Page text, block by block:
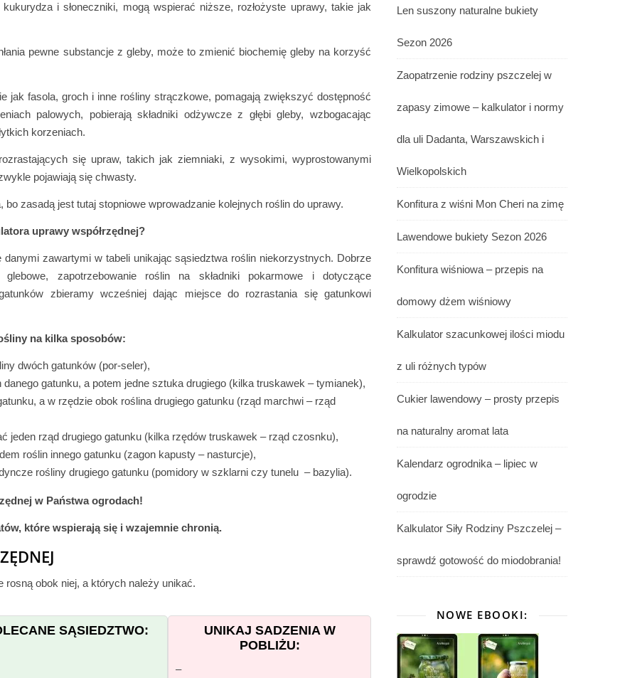
i słoneczniki, mogą wspierać niższe, rozłożyste uprawy, takie jak
pewne substancje z gleby, może to zmienić biochemię gleby na korzyść
jak fasola, groch i inne rośliny strączkowe, pomagają zwiększyć dostępność
palowych, pobierają składniki odżywcze z głębi gleby, wzbogacając
korzeniach.
się upraw, takich jak ziemniaki, z wysokimi, wyprostowanymi
pojawiają się chwasty.
bo zasadą jest tutaj stopniowe wprowadzanie kolejnych roślin do uprawy.
uprawy współrzędnej?
zawartymi w tabeli unikając sąsiedztwa roślin niekorzystnych. Dobrze
zapotrzebowanie roślin na składniki pokarmowe i dotyczące
zbieramy wcześniej dając miejsce do rozrastania się gatunkowi
na kilka sposobów:
dwóch gatunków (por-seler),
gatunku, a potem jedne sztuka drugiego (kilka truskawek – tymianek),
a w rzędzie obok roślina drugiego gatunku (rząd marchwi – rząd
jeden rząd drugiego gatunku (kilka rzędów truskawek – rząd czosnku),
roślin innego gatunku (zagon kapusty – nasturcje),
rośliny drugiego gatunku (pomidory w szklarni czy tunelu – bazylia).
w Państwa ogrodach!
które wspierają się i wzajemnie chronią.
obok niej, a których należy unikać.
SĄSIEDZTWO:
UNIKAJ SADZENIA W
POBLIŻU:
–
Len suszony naturalne bukiety
Sezon 2026
Zaopatrzenie rodziny pszczelej w
zapasy zimowe – kalkulator i normy
dla uli Dadanta, Warszawskich i
Wielkopolskich
Konfitura z wiśni Mon Cheri na zimę
Lawendowe bukiety Sezon 2026
Konfitura wiśniowa – przepis na
domowy dżem wiśniowy
Kalkulator szacunkowej ilości miodu
z uli różnych typów
Cukier lawendowy – prosty przepis
na naturalny aromat lata
Kalendarz ogrodnika – lipiec w
ogrodzie
Kalkulator Siły Rodziny Pszczelej –
sprawdź gotowość do miodobrania!
NOWE EBOOKI: